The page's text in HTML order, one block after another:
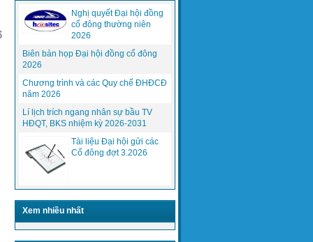
(PCWorldVN) Gần 7 tỷ thuê bao di động,
sắp bằng dân số thế giới,...
Phần mềm quản lý, điều hành giải
quyết trở ngại, sự cố online
HasitecTN
Nghị quyết Đại hội đồng
cổ đông thường niên
2026
Biên bản họp Đại hội đồng cổ đông
2026
Chương trình và các Quy chế ĐHĐCĐ
năm 2026
Lí lịch trích ngang nhân sự bầu TV
HĐQT, BKS nhiệm kỳ 2026-2031
Tài liệu Đại hội gửi các
Cổ đông đợt 3.2026
Xem nhiều nhất